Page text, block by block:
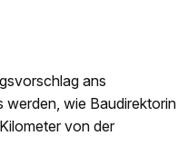
ans
werden, wie Baudirektorin
von der